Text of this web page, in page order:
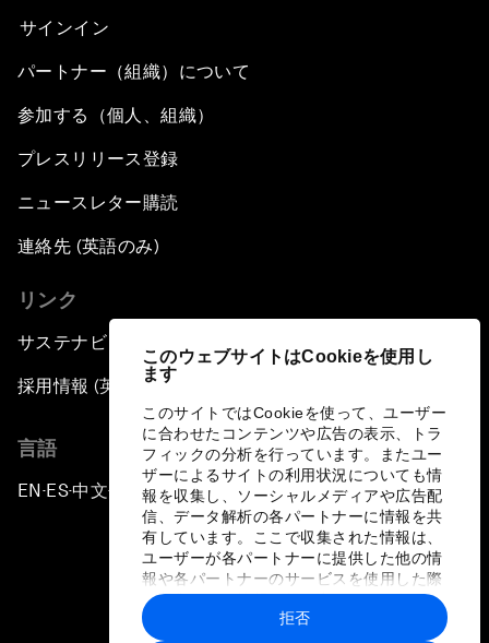
このウェブサイトはCookieを使用し
ます
このサイトではCookieを使って、ユーザー
に合わせたコンテンツや広告の表示、トラ
フィックの分析を行っています。またユー
ザーによるサイトの利用状況についても情
報を収集し、ソーシャルメディアや広告配
信、データ解析の各パートナーに情報を共
有しています。ここで収集された情報は、
ユーザーが各パートナーに提供した他の情
報や各パートナーのサービスを使用した際
に収集された情報と組み合わされ、各パー
トナーによって使用されることがありま
拒否
サインイン
パートナー（組織）について
参加する（個人、組織）
プレスリリース登録
ニュースレター購読
連絡先 (英語のみ)
リンク
サステナビリティへの取り組み
採用情報 (英語のみ)
言語
EN ▪ES▪中文▪ 日本語
プライバシーポリシーと利用規約